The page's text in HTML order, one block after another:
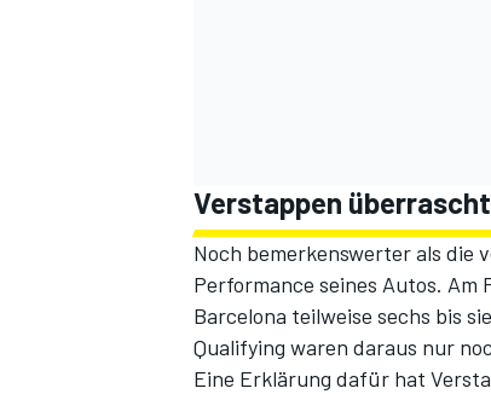
Verstappen
Noch bemerkenswerter als die
Performance seines Autos.
Barcelona teilweise sechs bis
Qualifying waren daraus nur
Eine Erklärung dafür hat